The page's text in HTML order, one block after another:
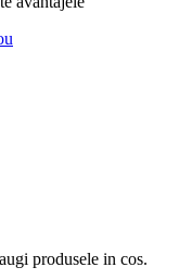
produsele in cos.